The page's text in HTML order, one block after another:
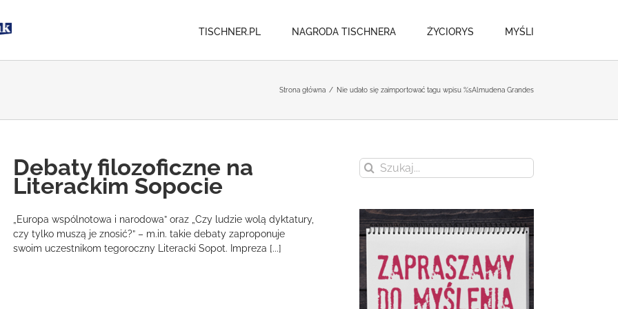
TISCHNER.PL NAGRODA TISCHNERA ŻYCIORYS MYŚLI
Strona główna / Nie udało się zaimportować tagu wpisu %sAlmudena Grandes
Debaty filozoficzne na
Literackim Sopocie
„Europa wspólnotowa i narodowa” oraz „Czy ludzie wolą dyktatury,
czy tylko muszą je znosić?” – m.in. takie debaty zaproponuje
swoim uczestnikom tegoroczny Literacki Sopot. Impreza [...]
Szukaj